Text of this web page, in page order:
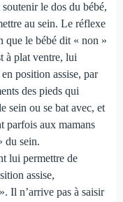
le dos du bébé,
au sein. Le réflexe
que le bébé dit « non »
à plat ventre, lui
position assise, par
des pieds qui
sein ou se bat avec, et
parfois aux mamans
du sein.
lui permettre de
assise,
Il n’arrive pas à saisir